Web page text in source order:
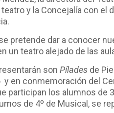
teatro y la Concejalía con
pretende dar a conocer
un teatro alejado de las
son Pílades de
y en conmemoración del
participan los alumnos de
de 4º de Musical, se